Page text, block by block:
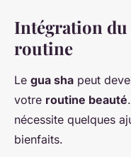
Intégration du
routine
Le gua sha peut
votre routine beauté
nécessite quelques
bienfaits.